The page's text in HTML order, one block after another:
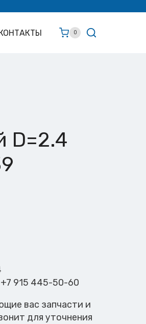
0
D=2.4
915 445-50-60
вас запчасти и
для уточнения